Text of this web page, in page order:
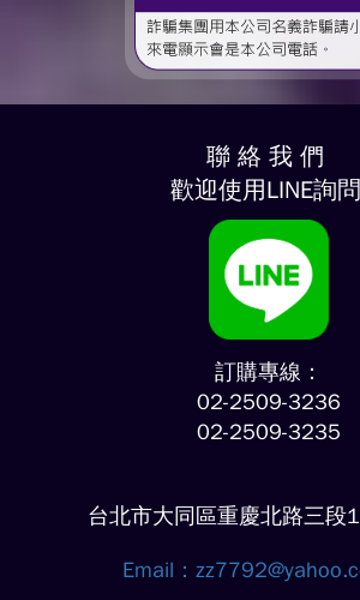
聯 絡 我 們
歡迎使用LINE詢問
訂購專線：
02-2509-3236
02-2509-3235
台北市大同區重慶北路三段
Email：